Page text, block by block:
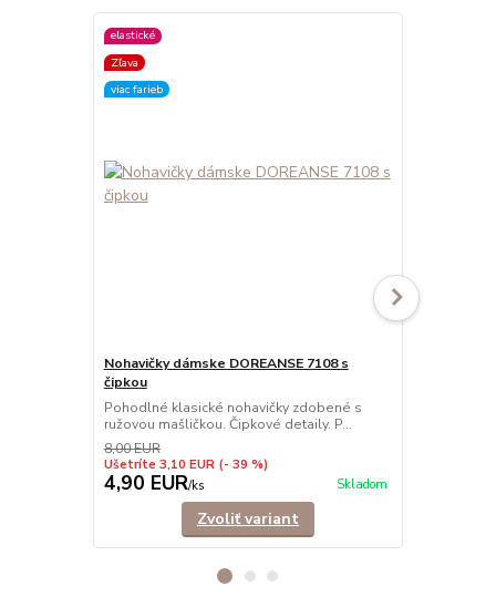
elastické
Zľava
viac farieb
Nohavičky dámske DOREANSE 7108 s
čipkou
Pohodlné klasické nohavičky zdobené s
ružovou mašličkou. Čipkové detaily. P...
8,00 EUR
Ušetríte 3,10 EUR (- 39 %)
4,90 EUR/ks Skladom
Zvoliť variant